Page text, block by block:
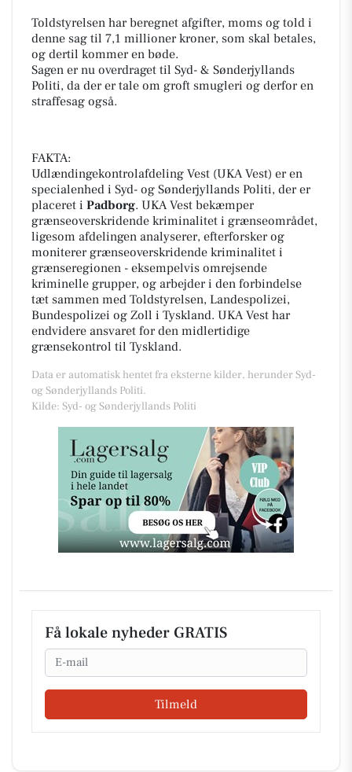
Toldstyrelsen har beregnet afgifter, moms og told i
denne sag til 7,1 millioner kroner, som skal betales,
og dertil kommer en bøde.
Sagen er nu overdraget til Syd- & Sønderjyllands
Politi, da der er tale om groft smugleri og derfor en
straffesag også.
FAKTA:
Udlændingekontrolafdeling Vest (UKA Vest) er en
specialenhed i Syd- og Sønderjyllands Politi, der er
placeret i Padborg. UKA Vest bekæmper
grænseoverskridende kriminalitet i grænseområdet,
ligesom afdelingen analyserer, efterforsker og
moniterer grænseoverskridende kriminalitet i
grænseregionen - eksempelvis omrejsende
kriminelle grupper, og arbejder i den forbindelse
tæt sammen med Toldstyrelsen, Landespolizei,
Bundespolizei og Zoll i Tyskland. UKA Vest har
endvidere ansvaret for den midlertidige
grænsekontrol til Tyskland.
Data er automatisk hentet fra eksterne kilder, herunder Syd-
og Sønderjyllands Politi.
Kilde: Syd- og Sønderjyllands Politi
Få lokale nyheder GRATIS
Email
Tilmeld